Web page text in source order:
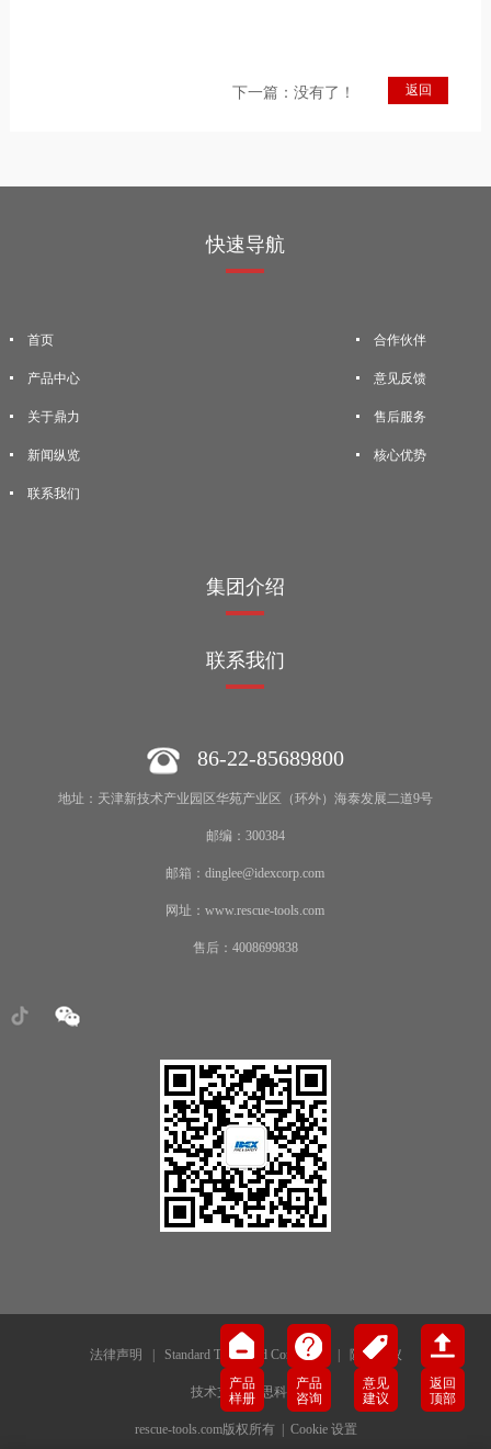
下一篇：没有了！ 返回
快速导航
首页
产品中心
关于鼎力
新闻纵览
联系我们
合作伙伴
意见反馈
售后服务
核心优势
集团介绍
联系我们
86-22-85689800
地址：天津新技术产业园区华苑产业区（环外）海泰发展二道9号
邮编：300384
邮箱：dinglee@idexcorp.com
网址：www.rescue-tools.com
售后：4008699838
法律声明 Standard Terms and Conditions 隐私协议
技术支持-犀思科技
rescue-tools.com版权所有 | Cookie 设置
产品
样册
产品
咨询
意见
建议
返回
顶部